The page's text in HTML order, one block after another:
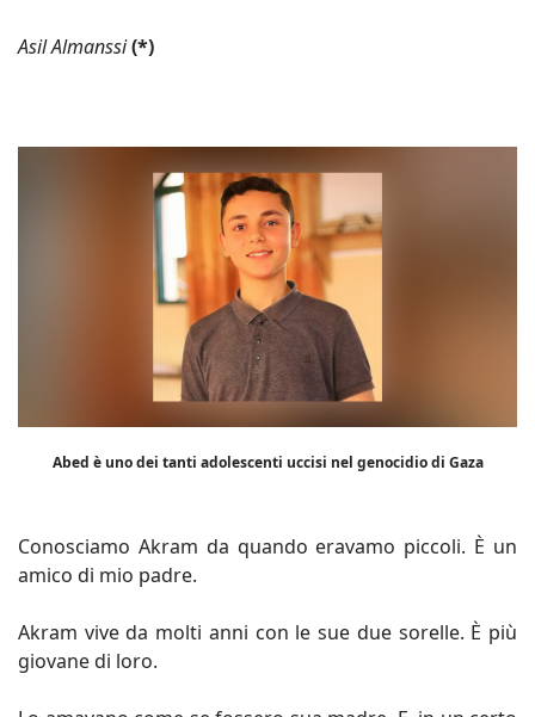
Asil Almanssi(*)
Abed è uno dei tanti adolescenti uccisi nel genocidio di Gaza
Conosciamo Akram da quando eravamo piccoli. È un
amico di mio padre.
Akram vive da molti anni con le sue due sorelle. È più
giovane di loro.